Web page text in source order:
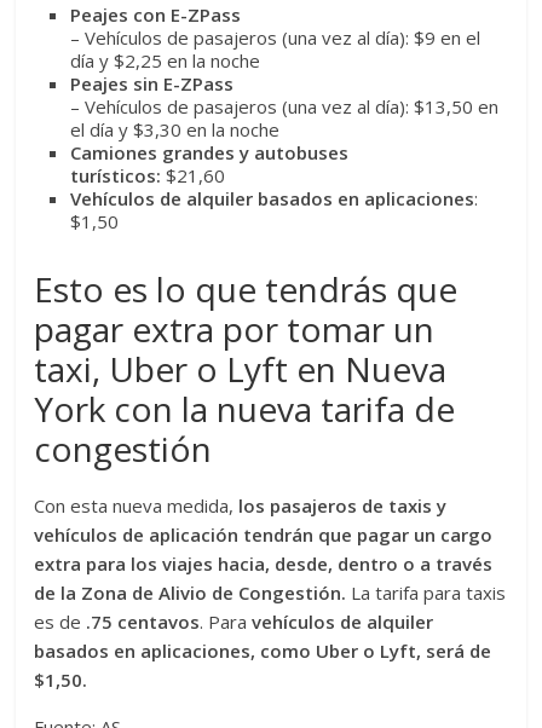
Peajes con E-ZPass
– Vehículos de pasajeros (una vez al día): $9 en el
día y $2,25 en la noche
Peajes sin E-ZPass
– Vehículos de pasajeros (una vez al día): $13,50 en
el día y $3,30 en la noche
Camiones grandes y autobuses
turísticos: $21,60
Vehículos de alquiler basados en aplicaciones:
$1,50
Esto es lo que tendrás que
pagar extra por tomar un
taxi, Uber o Lyft en Nueva
York con la nueva tarifa de
congestión
Con esta nueva medida, los pasajeros de taxis y
vehículos de aplicación tendrán que pagar un cargo
extra para los viajes hacia, desde, dentro o a través
de la Zona de Alivio de Congestión. La tarifa para taxis
es de .75 centavos. Paravehículos de alquiler
basados en aplicaciones, como Uber o Lyft, será de
$1,50.